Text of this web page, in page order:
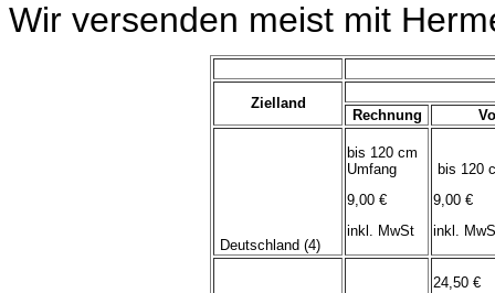
Wir versenden meist mit
Zielland
Rechnung
Deutschland (4)
bis 120 cm
Umfang
9,00 €
inkl. MwSt
bis 120
9,00 €
inkl.
24,50 €